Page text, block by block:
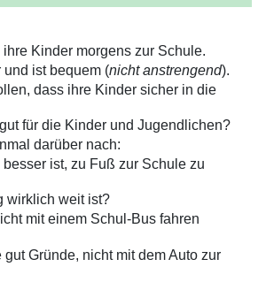
Kinder morgens zur Schule.
ist bequem (nicht anstrengend).
dass ihre Kinder sicher in die
für die Kinder und Jugendlichen?
darüber nach:
ist, zu Fuß zur Schule zu
wirklich weit ist?
mit einem Schul-Bus fahren
Gründe, nicht mit dem Auto zur